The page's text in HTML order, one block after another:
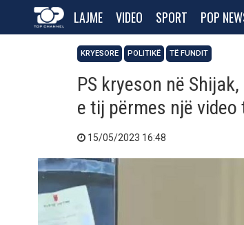
LAJME VIDEO SPORT POP
KRYESORE POLITIKË TË FUNDIT
PS kryeson në
e tij përmes një
15/05/2023 16:48